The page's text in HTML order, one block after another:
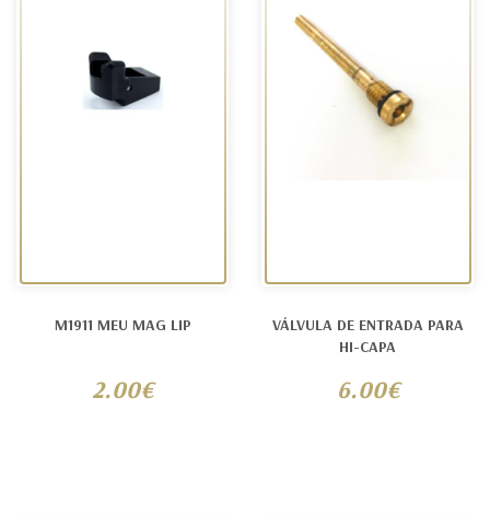
M1911 MEU MAG LIP
2.00€
VÁLVULA DE ENTRADA PARA
HI-CAPA
6.00€